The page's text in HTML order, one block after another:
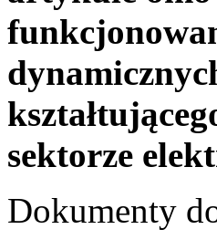
sektorze
Dokumenty